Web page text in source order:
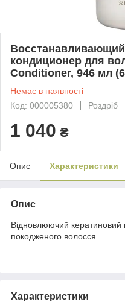
кондиционер для
Conditioner, 946 мл
Немає в наявності
Код: 000005380
Роздріб
1 040 ₴
Опис Характеристики
Опис
Відновлюючий кератиновий
покодженого волосся
Характеристики